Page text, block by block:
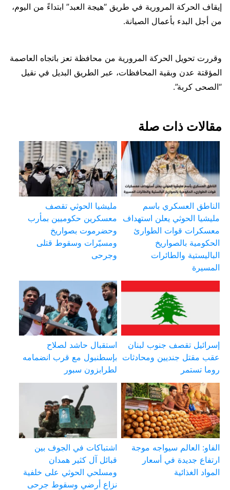
إيقاف الحركة المرورية في طريق “هيجة العبد” ابتداءً من اليوم،
من أجل البدء بأعمال الصيانة.
وقررت تحويل الحركة المرورية من محافظة تعز باتجاه العاصمة
المؤقتة عدن وبقية المحافظات، عبر الطريق البديل في نقيل
“الصحى كربة”.
مقالات ذات صلة
الناطق العسكري باسم
مليشيا الحوثي يعلن استهداف
معسكرات قوات الطوارئ
الحكومية بالصواريخ
الباليستية والطائرات
المسيرة
مليشيا الحوثي تقصف
معسكرين حكوميين بمأرب
وحضرموت بصواريخ
ومسيّرات وسقوط قتلى
وجرحى
إسرائيل تقصف جنوب لبنان
عقب مقتل جنديين ومحادثات
روما تستمر
استقبال حاشد لصلاح
بإسطنبول مع قرب انضمامه
لطرابزون سبور
الفاو: العالم سيواجه موجة
ارتفاع جديدة في أسعار
المواد الغذائية
اشتباكات في الجوف بين
قبائل آل كثير همدان
ومسلحي الحوثي على خلفية
نزاع أرضي وسقوط جرحى